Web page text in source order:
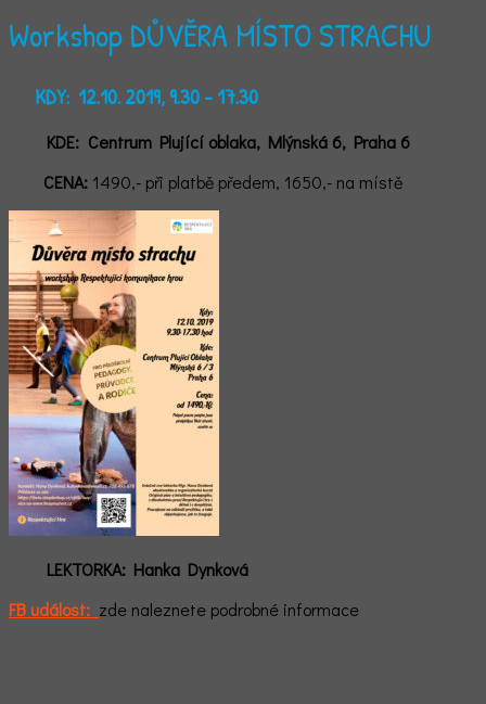
Workshop DŮVĚRA MÍSTO STRACHU
KDY: 12.10. 2019, 9.30 - 17.30
KDE: Centrum Plující oblaka, Mlýnská 6, Praha 6
CENA: 1490,- při platbě předem, 1650,- na místě
LEKTORKA: Hanka Dynková
FB událost: zde naleznete podrobné informace